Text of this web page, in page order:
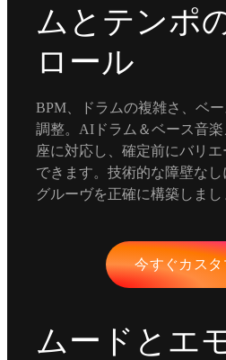
ムとテンポ
ロール
BPM、ドラムの複雑さ、ベ
調整。AIドラム＆ベース音
座に対応し、確定前にバリ
できます。技術的な障壁な
グルーヴを正確に構築しまし
今すぐカス
ムードとエ